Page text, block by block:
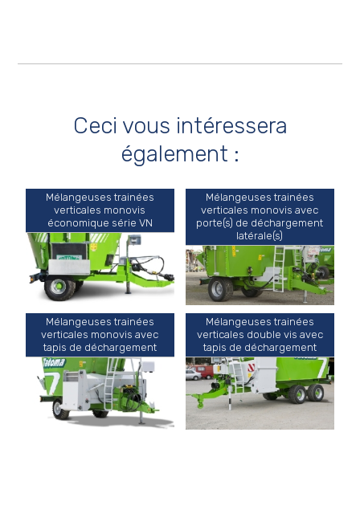
Ceci vous intéressera
également :
Mélangeuses trainées
verticales monovis
économique série VN
Mélangeuses trainées
verticales monovis avec
porte(s) de déchargement
latérale(s)
Mélangeuses trainées
verticales monovis avec
tapis de déchargement
Mélangeuses trainées
verticales double vis avec
tapis de déchargement